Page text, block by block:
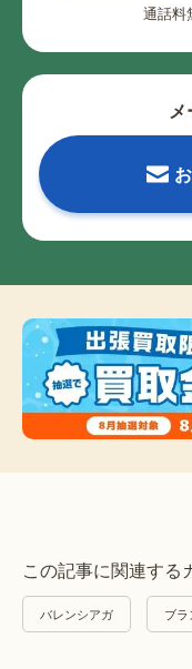
通話料
メ
この記事に関連する
バレンシアガ ブラ